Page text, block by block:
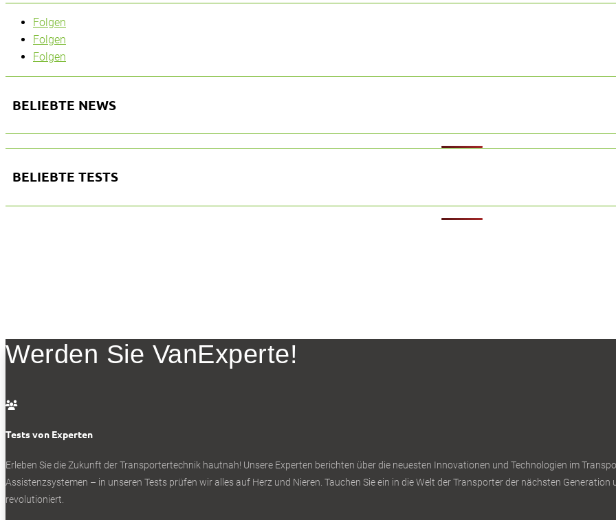
Folgen
Folgen
Folgen
BELIEBTE NEWS
BELIEBTE TESTS
Werden Sie VanExperte!

Tests von Experten
Erleben Sie die Zukunft der Transportertechnik hautnah! Unsere Experten berichten über die neuesten Innovationen und Technologien im
Assistenzsystemen – in unseren Tests prüfen wir alles auf Herz und Nieren. Tauchen Sie ein in die Welt der Transporter der nächsten
revolutioniert.